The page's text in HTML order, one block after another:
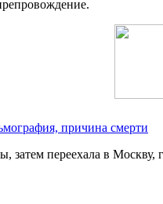
причина смерти
затем переехала в